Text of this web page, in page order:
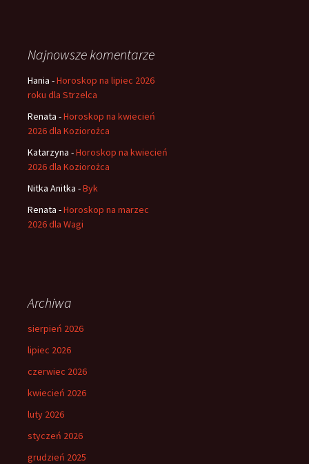
Najnowsze komentarze
Hania -Horoskop na lipiec 2026
roku dla Strzelca
Renata -Horoskop na kwiecień
2026 dla Koziorożca
Katarzyna -Horoskop na kwiecień
2026 dla Koziorożca
Nitka Anitka -Byk
Renata -Horoskop na marzec
2026 dla Wagi
Archiwa
sierpień 2026
lipiec 2026
czerwiec 2026
kwiecień 2026
luty 2026
styczeń 2026
grudzień 2025